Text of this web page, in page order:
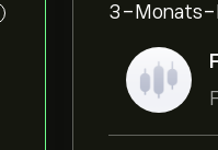
3-Monats-